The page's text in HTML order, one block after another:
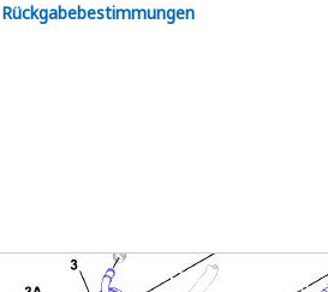
Rückgabebestimmungen